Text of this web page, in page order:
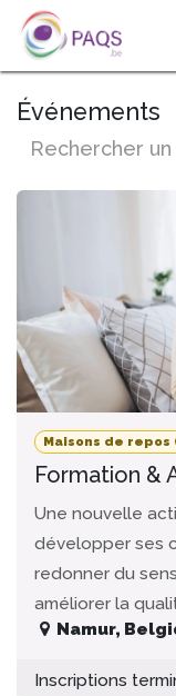
SE RENDRE AU
Événements
Maisons de
Formation &
Une nouvelle
développer ses
redonner du
améliorer la
Namur,
Inscriptions